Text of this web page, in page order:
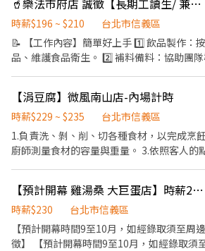
勞保、健保、企業團體保險。 ⭑ 跨域津貼、
住宿津貼。 ⭑ 75折員工優待券、介紹禮券、
勵禮券。 ⭑ 依勞基法計算發放加班費、國定
次調薪評價、年度資深優秀社員獎金。 ⭑ 享
洗、尾牙聚餐!!! 📝 面試資訊 🕐 時間：彈性安排 📍 地點：台北市信
義區菸廠路88號B1 📞 電話：（02）6627-
🥤樂法市府店 誠徵【長期工讀生/ 兼職人員】🥤
時薪$196 ~ $210
台北市信義區
📝 【工作內容】簡單好上手 1️⃣ 飲品製作：
品、維護食品衛生。 2️⃣ 補料備料：協助團
排班：一週只需排 3～4 天。 ．彈性高：真
發狀況，都可以提早溝通調整，時間都很彈性沒有
資福利】 ．滿三個月調薪一次（無問題者）
【工作地點與優勢】 ．店面位於轉運站/捷運
找到合適自己的工作～
【涓豆腐】微風南山店-內場計時
時薪$229 ~ $235
台北市信義區
1.負責洗、剝、削、切各種食材，以完成烹
廚師測量食材的容量與重量。 3.依照客人的
【預計開幕 雞湯桑 大巨蛋店】時薪230元＋排班獎勵金最高3,000元｜阿爾法
時薪$230
台北市信義區
【預計開幕時間9至10月，如經錄取須至周
徵】 【預計開幕時間9至10月，如經錄取須